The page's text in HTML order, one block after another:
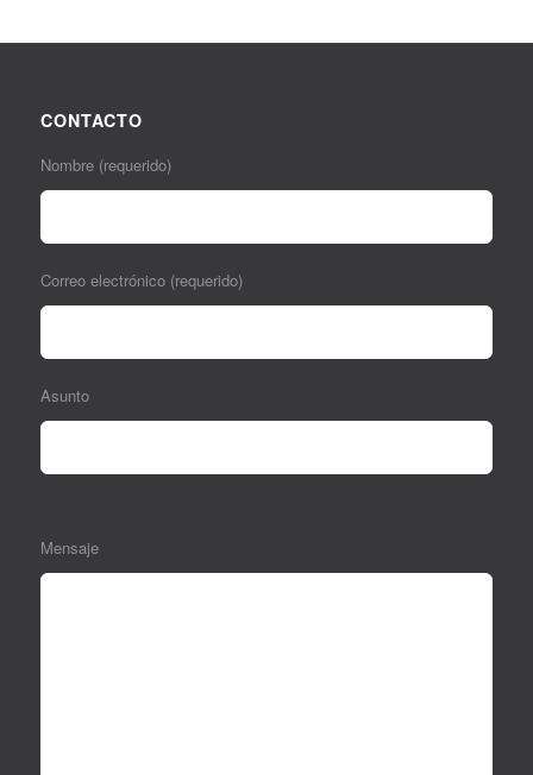
CONTACTO
Nombre (requerido)
Correo electrónico (requerido)
Asunto
Mensaje